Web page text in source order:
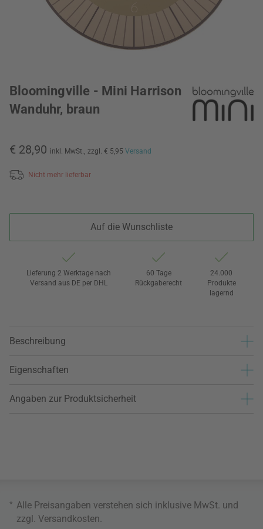
Bloomingville - Mini Harrison
Wanduhr, braun
€ 28,90 inkl. MwSt., zzgl. € 5,95 Versand
Nicht mehr lieferbar
Auf die Wunschliste
Lieferung 2 Werktage nach
Versand aus DE per DHL
60 Tage
Rückgaberecht
24.000
Produkte
lagernd
Beschreibung
Eigenschaften
Angaben zur Produktsicherheit
* Alle Preisangaben verstehen sich inklusive MwSt. und
zzgl. Versandkosten